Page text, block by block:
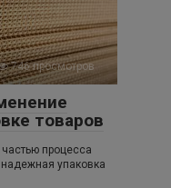
746 просмотров
товаров
процесса
упаковка